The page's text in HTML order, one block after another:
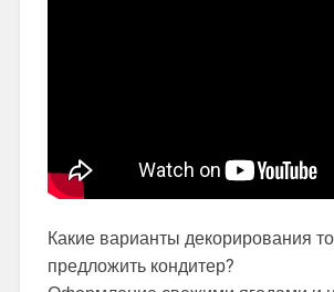
Какие варианты декорирования
предложить кондитер?